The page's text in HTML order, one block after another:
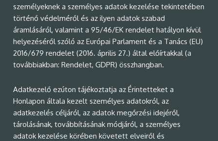
személyeknek a személyes adatok kezelése tekintetében
történő védelméről és az ilyen adatok szabad
áramlásáról, valamint a 95/46/EK rendelet hatályon kívül
helyezéséről szóló az Európai Parlament és a Tanács (EU)
2016/679 rendelet (2016. április 27.) által előírtakkal (a
továbbiakban: Rendelet, GDPR) összhangban.
Adatkezelő ezúton tájékoztatja az Érintetteket a
Honlapon általa kezelt személyes adatokról, az
adatkezelés céljáról, az adatok megőrzési idejéről,
tárolásának, továbbításának módjáról, a személyes
adatok kezelése körében követett elveiről és